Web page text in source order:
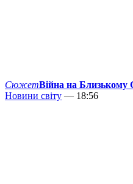
СюжетВійна на Близькому
Новини світу — 18:56